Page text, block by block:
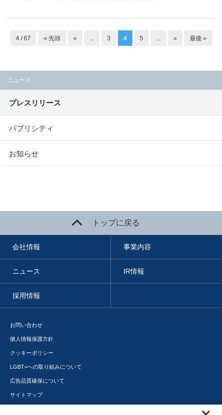
4 / 67 « 先頭 « ... 3 4 5 ... » 最後 »
ニュース
プレスリリース
パブリシティ
お知らせ
トップに戻る
会社情報 事業内容
ニュース IR情報
採用情報
お問い合わせ
個人情報保護方針
クッキーポリシー
LGBT+への取り組みについて
広告品質確保について
サイトマップ